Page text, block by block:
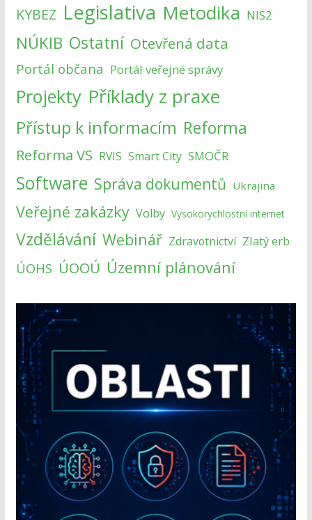
KYBEZ Legislativa Metodika NIS2
NÚKIB Ostatní Otevřená data
Portál občana Portál veřejné správy
Projekty Příklady z praxe
Přístup k informacím Reforma
Reforma VS RVIS Smart City SMOČR
Software Správa dokumentů Ukrajina
Veřejné zakázky Volby Vysokorychlostní internet
Vzdělávání Webinář Zdravotnictví Zlatý erb
ÚOHS ÚOOÚ Územní plánování